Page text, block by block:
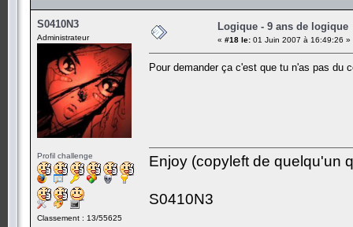
S0410N3
Administrateur
Profil challenge
Classement : 13/55625
Logique - 9 ans de logique
« #18 le: 01 Juin 2007 à 16:49:26 »
Pour demander ça c'est que tu n'as pas du
Enjoy (copyleft de quelqu'un
S0410N3